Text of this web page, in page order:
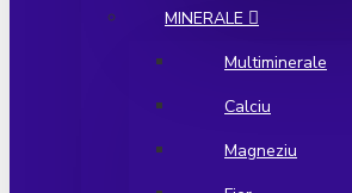
MINERALE
Multiminerale
Calciu
Magneziu